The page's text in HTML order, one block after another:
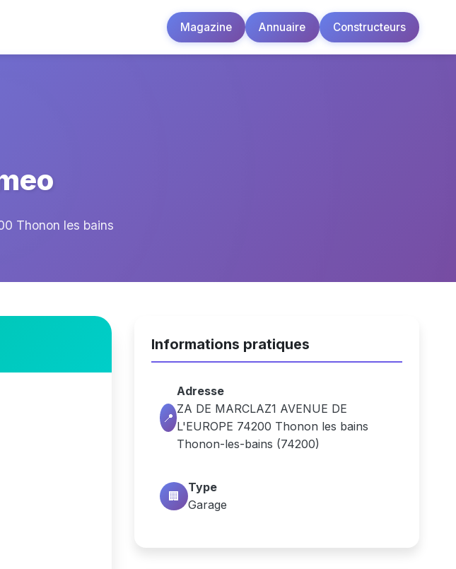
Magazine Annuaire Constructeurs
Thonon les bains
Informations pratiques
📍
Adresse
ZA DE MARCLAZ1 AVENUE DE
L'EUROPE 74200 Thonon les bains
Thonon-les-bains (74200)
🏢
Type
Garage